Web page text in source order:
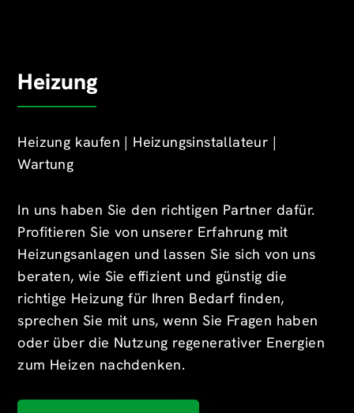
Heizung
Heizung kaufen | Heizungsinstallateur |
Wartung
In uns haben Sie den richtigen Partner dafür.
Profitieren Sie von unserer Erfahrung mit
Heizungsanlagen und lassen Sie sich von uns
beraten, wie Sie effizient und günstig die
richtige Heizung für Ihren Bedarf finden,
sprechen Sie mit uns, wenn Sie Fragen haben
oder über die Nutzung regenerativer Energien
zum Heizen nachdenken.